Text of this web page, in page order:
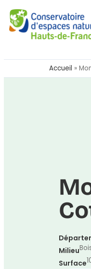
Accueil »
Milieu
Surface